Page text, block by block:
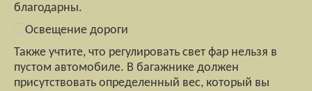
благодарны.
Также учтите, что регулировать свет фар нельзя в
пустом автомобиле. В багажнике должен
присутствовать определенный вес, который вы